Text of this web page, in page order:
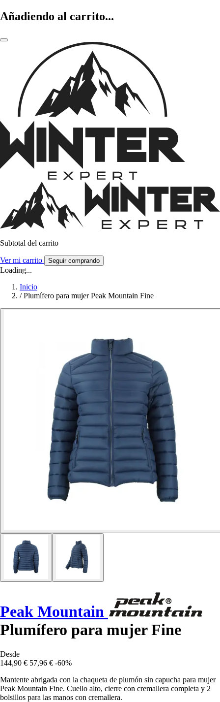
Añadiendo al carrito...
Subtotal del carrito
Ver mi carrito Seguir comprando
Loading...
Inicio
/ Plumífero para mujer Peak Mountain Fine
Peak Mountain
Plumífero para mujer Fine
Desde
144,90 € 57,96 € -60%
Mantente abrigada con la chaqueta de plumón sin capucha para mujer
Peak Mountain Fine. Cuello alto, cierre con cremallera completa y 2
bolsillos para las manos con cremallera.